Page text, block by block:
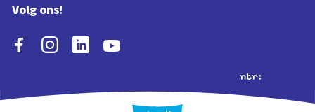
Volg ons!